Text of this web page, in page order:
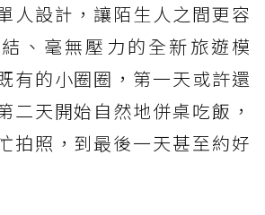
人設計，讓陌生人之間更容
、毫無壓力的全新旅遊模
有的小圈圈，第一天或許還
二天開始自然地併桌吃飯，
拍照，到最後一天甚至約好